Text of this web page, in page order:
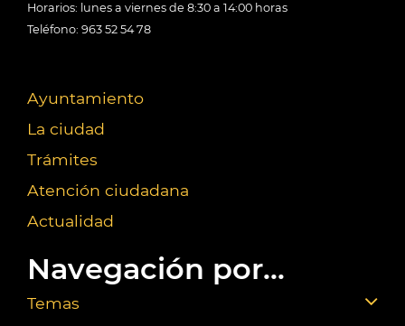
Horarios: lunes a viernes de 8:30 a 14:00 horas
Teléfono: 963 52 54 78
Ayuntamiento
La ciudad
Trámites
Atención ciudadana
Actualidad
Navegación por...
Temas